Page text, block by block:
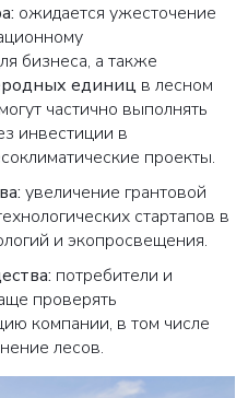
ожидается ужесточение
бизнеса, а также
единиц в лесном
частично выполнять
инвестиции в
проекты.
увеличение грантовой
стартапов в
и экопросвещения.
потребители и
проверять
компании, в том числе
лесов.